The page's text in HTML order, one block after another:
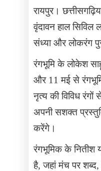
रायपुर।
वृंदावन हाल सिविल
संध्या और लोकरंग
रंगभूमि के लोकेश
और 11 मई से
नृत्य की विविध रंगों
अपनी सशक्त
करेंगे।
रंगभूमिक के नितीश
है,जहां मंच पर शब्द,